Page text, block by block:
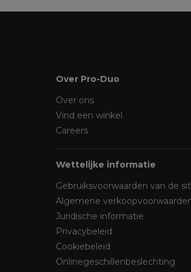
Over Pro-Duo
Over ons
Vind een winkel
Careers
Wettelijke informatie
Gebruiksvoorwaarden van de
Algemene
Juridische informatie
Privacybeleid
Cookiebeleid
Onlinegeschillenbeslechting